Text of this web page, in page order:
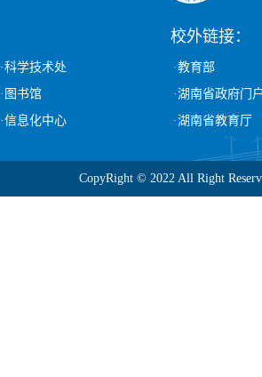
·科学技术处
·图书馆
·信息化中心
校外链接：
·教育部
·湖南省政府门
·湖南省教育厅
CopyRight © 2022 All Right